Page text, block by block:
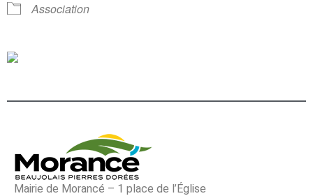
Association
Mairie de Morancé – 1 place de l’Église